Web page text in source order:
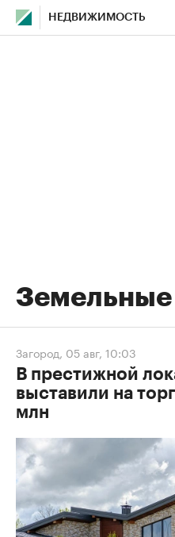
НЕДВИЖИМОСТЬ
Земельные
Загород, 05 авг, 10:03
В престижной
выставили на
млн